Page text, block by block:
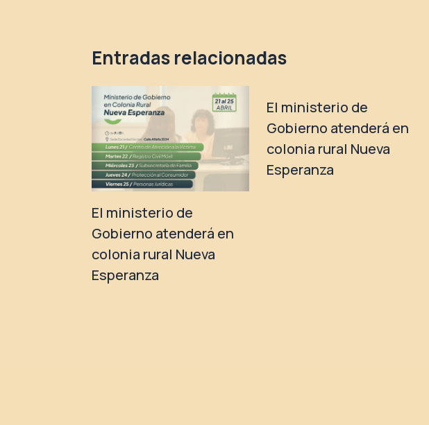
Entradas relacionadas
El ministerio de
Gobierno atenderá en
colonia rural Nueva
Esperanza
El ministerio de
Gobierno atenderá en
colonia rural Nueva
Esperanza